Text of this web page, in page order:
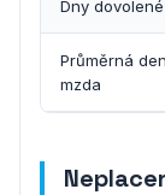
Dny dovolené
Průměrná
mzda